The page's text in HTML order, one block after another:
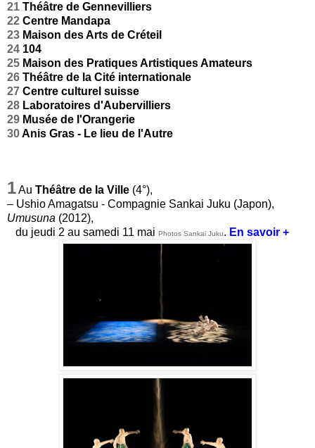
21 Théâtre de Gennevilliers
22 Centre Mandapa
23 Maison des Arts de Créteil
24 104
25 Maison des Pratiques Artistiques Amateurs
26 Théâtre de la Cité internationale
27 Centre culturel suisse
28 Laboratoires d'Aubervilliers
29 Musée de l'Orangerie
30Anis Gras - Le lieu de l'Autre
1Au Théâtre de la Ville (4°),
– Ushio Amagatsu - Compagnie Sankai Juku (Japon),
Umusuna (2012),
du jeudi 2 au samedi 11 mai Photos Sankai Juku. En savoir +